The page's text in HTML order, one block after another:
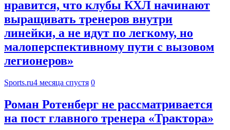
нравится, что клубы КХЛ начинают
выращивать тренеров внутри
линейки, а не идут по легкому, но
малоперспективному пути с вызовом
легионеров»
Sports.ru4 месяца спустя 0
Роман Ротенберг не рассматривается
на пост главного тренера «Трактора»